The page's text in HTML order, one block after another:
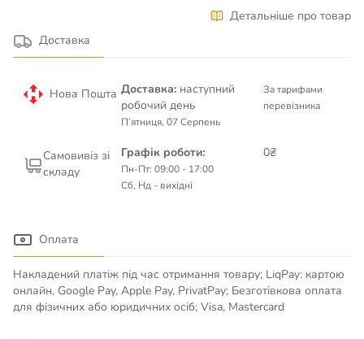
Детальніше про товар
Доставка
Нова Пошта Доставка: наступний
робочий день
П’ятниця, 07 Серпень
За тарифами
перевізника
Самовивіз зі
складу
Графік роботи:
Пн-Пт: 09:00 - 17:00
Сб, Нд - вихідні
0₴
Оплата
Накладений платіж під час отримання товару; LiqPay: картою
онлайн, Google Pay, Apple Pay, PrivatPay; Безготівкова оплата
для фізичних або юридичних осіб; Visa, Mastercard